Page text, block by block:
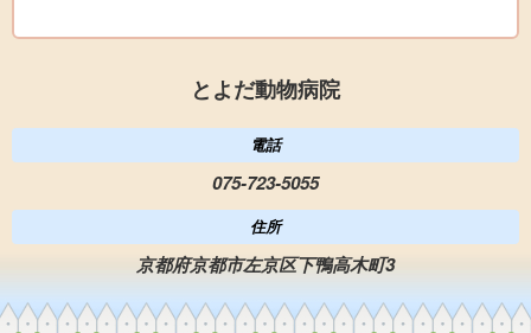
とよだ動物病院
電話
075-723-5055
住所
京都府京都市左京区下鴨高木町3